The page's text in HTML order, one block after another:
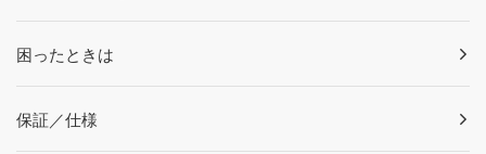
困ったときは
保証／仕様